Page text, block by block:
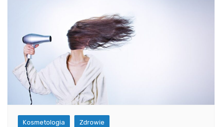
Kosmetologia Zdrowie